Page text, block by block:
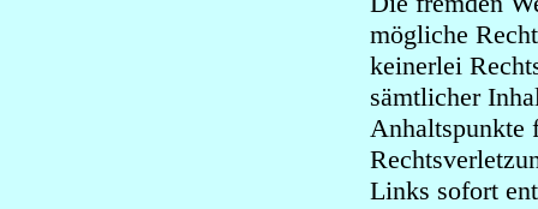
mögliche
keinerlei
sämtlicher
Anhaltspunkte
Links sofort